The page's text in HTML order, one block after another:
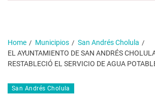
Home Municipios
San Andrés Cholula
EL AYUNTAMIENTO DE SAN ANDRÉS
RESTABLECIÓ EL SERVICIO DE AGUA
San Andrés Cholula